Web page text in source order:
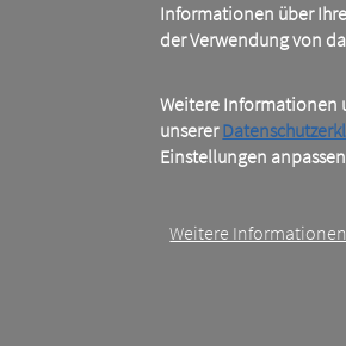
Informationen über
der Verwendung von
Weitere Informationen
unserer
Einstellungen
Weitere Informationen